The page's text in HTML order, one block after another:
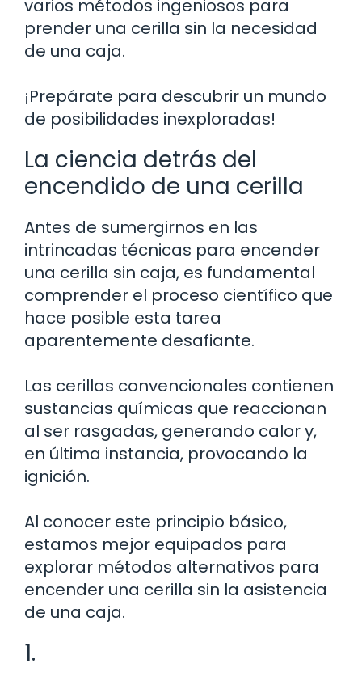
varios métodos ingeniosos para
prender una cerilla sin la necesidad
de una caja.
¡Prepárate para descubrir un mundo
de posibilidades inexploradas!
La ciencia detrás del
encendido de una cerilla
Antes de sumergirnos en las
intrincadas técnicas para encender
una cerilla sin caja, es fundamental
comprender el proceso científico que
hace posible esta tarea
aparentemente desafiante.
Las cerillas convencionales contienen
sustancias químicas que reaccionan
al ser rasgadas, generando calor y,
en última instancia, provocando la
ignición.
Al conocer este principio básico,
estamos mejor equipados para
explorar métodos alternativos para
encender una cerilla sin la asistencia
de una caja.
1.